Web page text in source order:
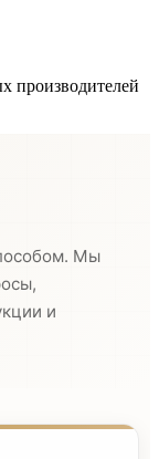
производителей
Мы
и